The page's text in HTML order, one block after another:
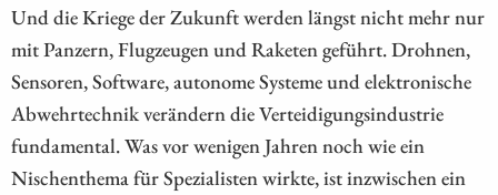
Und die Kriege der Zukunft werden längst nicht mehr nur
mit Panzern, Flugzeugen und Raketen geführt. Drohnen,
Sensoren, Software, autonome Systeme und elektronische
Abwehrtechnik verändern die Verteidigungsindustrie
fundamental. Was vor wenigen Jahren noch wie ein
Nischenthema für Spezialisten wirkte, ist inzwischen ein